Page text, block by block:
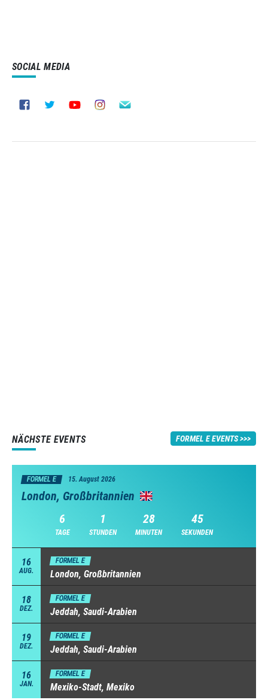
SOCIAL MEDIA
NÄCHSTE EVENTS FORMEL E EVENTS
FORMEL E 15. August 2026
London, Großbritannien
6
TAGE
1
STUNDEN
28
MINUTEN
44
SEKUNDEN
16
AUG.
FORMEL E
London, Großbritannien
18
DEZ.
FORMEL E
Jeddah, Saudi-Arabien
19
DEZ.
FORMEL E
Jeddah, Saudi-Arabien
16
JAN.
FORMEL E
Mexiko-Stadt, Mexiko